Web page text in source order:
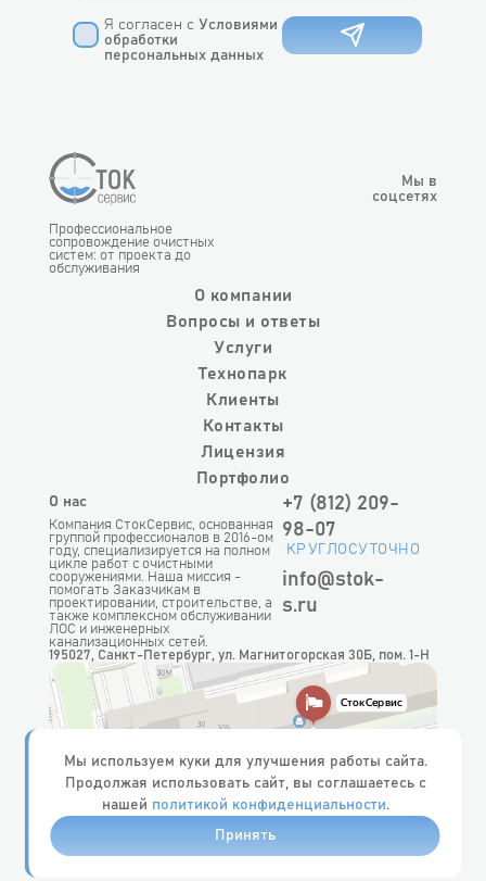
Я согласен с Условиями
обработки
персональных данных
Профессиональное
сопровождение очистных
систем: от проекта до
обслуживания
Мы в
соцсетях
О компании
Вопросы и ответы
Услуги
Технопарк
Клиенты
Контакты
Лицензия
Портфолио
О нас
Компания СтокСервис, основанная
группой профессионалов в 2016-ом
году, специализируется на полном
цикле работ с очистными
сооружениями. Наша миссия -
помогать Заказчикам в
проектировании, строительстве, а
также комплексном обслуживании
ЛОС и инженерных
канализационных сетей.
+7 (812) 209-
98-07
КРУГЛОСУТОЧНО
info@stok-
s.ru
195027, Санкт-Петербург, ул. Магнитогорская 30Б, пом. 1-Н
Политика конфиденциальности
Мы используем куки для улучшения работы сайта.
Продолжая использовать сайт, вы соглашаетесь с
нашей политикой конфиденциальности.
Принять